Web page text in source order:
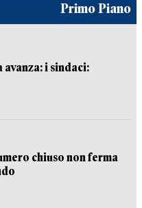
Primo Piano
avanza: i sindaci:
chiuso non ferma